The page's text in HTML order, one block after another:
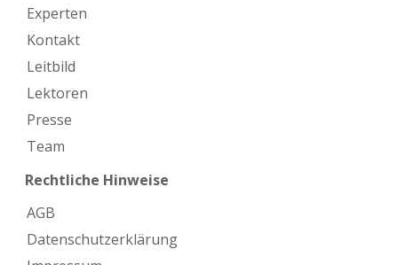
Experten
Kontakt
Leitbild
Lektoren
Presse
Team
Rechtliche Hinweise
AGB
Datenschutzerklärung